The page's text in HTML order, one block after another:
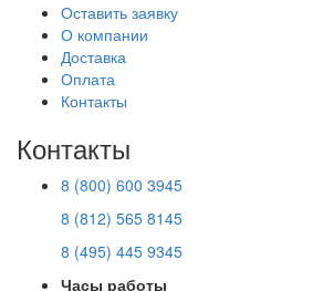
Оставить заявку
О компании
Доставка
Оплата
Контакты
Контакты
8 (800) 600 3945
8 (812) 565 8145
8 (495) 445 9345
Часы работы